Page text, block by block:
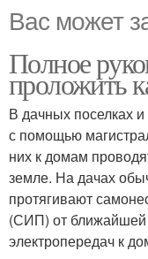
Вас может
Полное
проложить
В дачных поселках
с помощью
них к домам
земле. На дачах
протягивают
(СИП) от ближайшей
электропередач к